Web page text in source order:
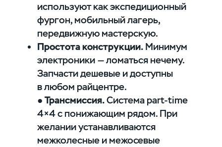
используют как экспедиционный
фургон, мобильный лагерь,
передвижную мастерскую.
Простота конструкции.Минимум
электроники — ломаться нечему.
Запчасти дешевые и доступны
в любом райцентре.
● Трансмиссия.Система part-time
4×4 с понижающим рядом. При
желании устанавливаются
межколесные и межосевые